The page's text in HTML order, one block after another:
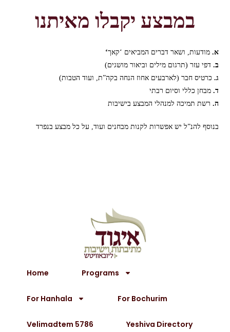
במבצע יקבלו מאיתנו
‘א. מודעות, ושאר דברים המביאים ‘קאך
(
ב. דפי עזר (תרגום מילים וביאור מושגים
(
ג. כרטיס חבר (לארבעים אחוז הנחה בקה”ת, ועוד הטבות
ד. מבחן כללי וסיום רבתי
ה. רשת תמיכה למנהלי המבצע בישיבות
בנוסף להנ”ל יש אפשרות לקנות מבחנים ועוד, על כל מבצע בנפרד
Home Programs
For Hanhala For Bochurim
Velimadtem 5786 Yeshiva Directory